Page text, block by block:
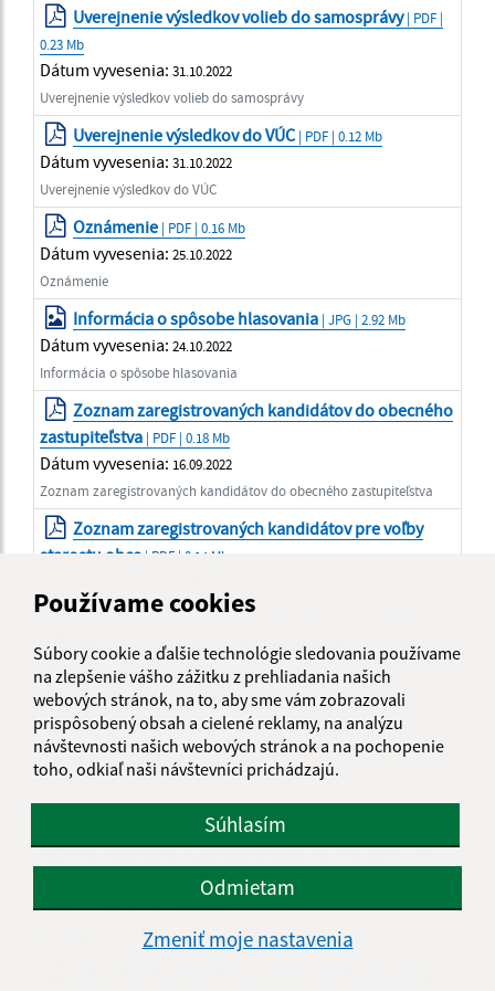
Používame cookies
Súbory cookie a ďalšie technológie sledovania používame
na zlepšenie vášho zážitku z prehliadania našich
webových stránok, na to, aby sme vám zobrazovali
prispôsobený obsah a cielené reklamy, na analýzu
návštevnosti našich webových stránok a na pochopenie
toho, odkiaľ naši návštevníci prichádzajú.
Súhlasím
Odmietam
Zmeniť moje nastavenia
Uverejnenie výsledkov volieb do samosprávy| PDF |
0.23 Mb
Dátum vyvesenia: 31.10.2022
Uverejnenie výsledkov volieb do samosprávy
Uverejnenie výsledkov do VÚC| PDF | 0.12 Mb
Dátum vyvesenia: 31.10.2022
Uverejnenie výsledkov do VÚC
Oznámenie | PDF | 0.16 Mb
Dátum vyvesenia: 25.10.2022
Oznámenie
Informácia o spôsobe hlasovania | JPG | 2.92 Mb
Dátum vyvesenia: 24.10.2022
Informácia o spôsobe hlasovania
Zoznam zaregistrovaných kandidátov do obecného
zastupiteľstva | PDF | 0.18 Mb
Dátum vyvesenia: 16.09.2022
Zoznam zaregistrovaných kandidátov do obecného zastupiteľstva
Zoznam zaregistrovaných kandidátov pre voľby
starostu obce | PDF | 0.14 Mb
Zoznam zaregistrovaných kandidátov pre voľby starostu obce
Výberové konanie na obsadenie funkcie riaditeľa
ZŠ a| PDF | 0.49 Mb
Dátum vyvesenia: 12.08.2022
Výberové konanie na obsadenie funkcie riaditeľa ZŠ
VOĽBY 2022 | PDF | 0.44 Mb
Dátum vyvesenia:28.06.2022
Čas zvýšeného nebezpečenstva od 22.6.2022